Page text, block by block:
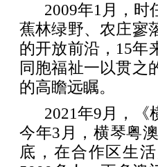
2009年1月，
蕉林绿野、农庄寥
的开放前沿，15年
同胞福祉一以贯之
的高瞻远瞩。
2021年9月，
今年3月，横琴粤
底，在合作区生